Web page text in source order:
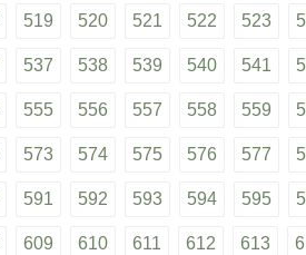
519 520 521 522 523
537 538 539 540 541
555 556 557 558 559
573 574 575 576 577
591 592 593 594 595
609 610 611 612 613